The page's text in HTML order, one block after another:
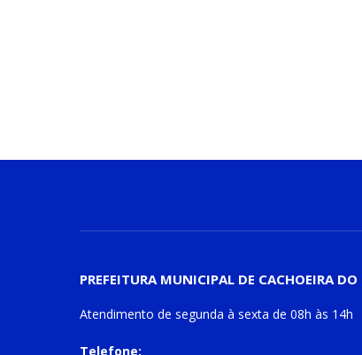
PREFEITURA MUNICIPAL DE CACHOEIRA DO
Atendimento de segunda à sexta de 08h às 14h
Telefone: